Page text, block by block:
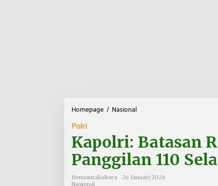
Homepage / Nasional
o
i
B
Polri
Kapolri: Batasan
Panggilan 110
Benuantakaltara
26 Januari 2026
Nasional